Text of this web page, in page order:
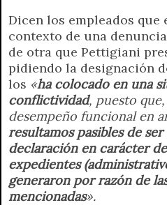
Dicen los empleados que
contexto de una
de otra que Pettigiani
pidiendo la designación
los «ha colocado en una
conflictividad, puesto
desempeño funcional en
resultamos pasibles de
declaración en carácter
expedientes
generaron por razón de
mencionadas».